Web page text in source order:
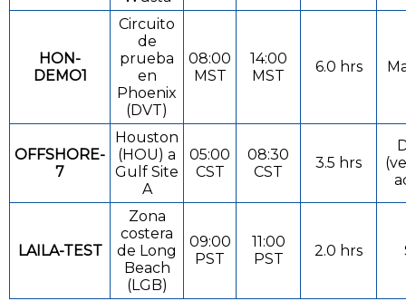
HON-
DEMO1
Circuito
de
prueba
en
Phoenix
(DVT)
08:00
MST
14:00
MST
6.0 hrs
OFFSHORE-
7
Houston
(HOU) a
Gulf Site
A
05:00
CST
08:30
CST
3.5 hrs
LAILA-TEST
Zona
costera
de Long
Beach
(LGB)
09:00
PST
11:00
PST
2.0 hrs